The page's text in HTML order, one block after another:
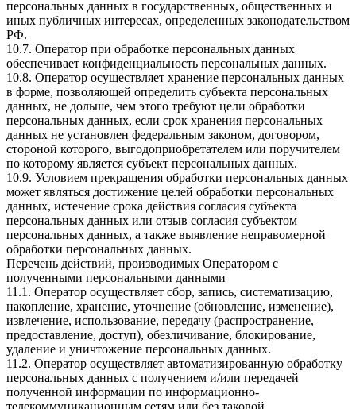
персональных данных в государственных, общественных и
иных публичных интересах, определенных законодательством
РФ.
10.7. Оператор при обработке персональных данных
обеспечивает конфиденциальность персональных данных.
10.8. Оператор осуществляет хранение персональных данных
в форме, позволяющей определить субъекта персональных
данных, не дольше, чем этого требуют цели обработки
персональных данных, если срок хранения персональных
данных не установлен федеральным законом, договором,
стороной которого, выгодоприобретателем или поручителем
по которому является субъект персональных данных.
10.9. Условием прекращения обработки персональных данных
может являться достижение целей обработки персональных
данных, истечение срока действия согласия субъекта
персональных данных или отзыв согласия субъектом
персональных данных, а также выявление неправомерной
обработки персональных данных.
Перечень действий, производимых Оператором с
полученными персональными данными
11.1. Оператор осуществляет сбор, запись, систематизацию,
накопление, хранение, уточнение (обновление, изменение),
извлечение, использование, передачу (распространение,
предоставление, доступ), обезличивание, блокирование,
удаление и уничтожение персональных данных.
11.2. Оператор осуществляет автоматизированную обработку
персональных данных с получением и/или передачей
полученной информации по информационно-
телекоммуникационным сетям или без таковой.